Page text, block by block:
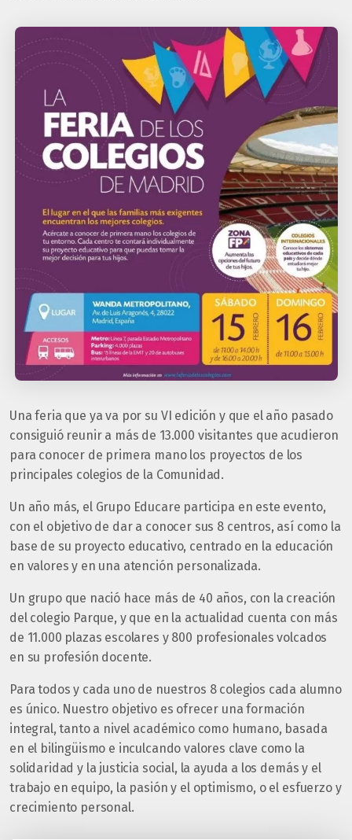
Una feria que ya va por su VI edición y que el año pasado
consiguió reunir a más de 13.000 visitantes que acudieron
para conocer de primera mano los proyectos de los
principales colegios de la Comunidad.
Un año más, el Grupo Educare participa en este evento,
con el objetivo de dar a conocer sus 8 centros, así como la
base de su proyecto educativo, centrado en la educación
en valores y en una atención personalizada.
Un grupo que nació hace más de 40 años, con la creación
del colegio Parque, y que en la actualidad cuenta con más
de 11.000 plazas escolares y 800 profesionales volcados
en su profesión docente.
Para todos y cada uno de nuestros 8 colegios cada alumno
es único. Nuestro objetivo es ofrecer una formación
integral, tanto a nivel académico como humano, basada
en el bilingüismo e inculcando valores clave como la
solidaridad y la justicia social, la ayuda a los demás y el
trabajo en equipo, la pasión y el optimismo, o el esfuerzo y
crecimiento personal.